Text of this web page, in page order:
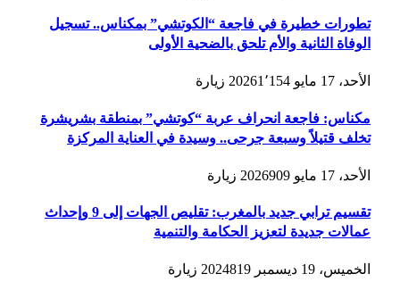
تطورات خطيرة في فاجعة “الكوتشي” بمكناس.. تسجيل
الوفاة الثانية والأم تلحق بالضحية الأولى
الأحد، 17 مايو 2026 1٬154 زيارة
مكناس: فاجعة انحراف عربة “كوتشي” بمنطقة بشريشرة
تخلف قتيلاً وسبعة جرحى.. وسيدة في العناية المركزة
الأحد، 17 مايو 2026 909 زيارة
تقسيم ترابي جديد بالمغرب: تقليص الجهات إلى 9 وإحداث
عمالات جديدة لتعزيز الحكامة والتنمية
الخميس، 19 ديسمبر 2024 819 زيارة